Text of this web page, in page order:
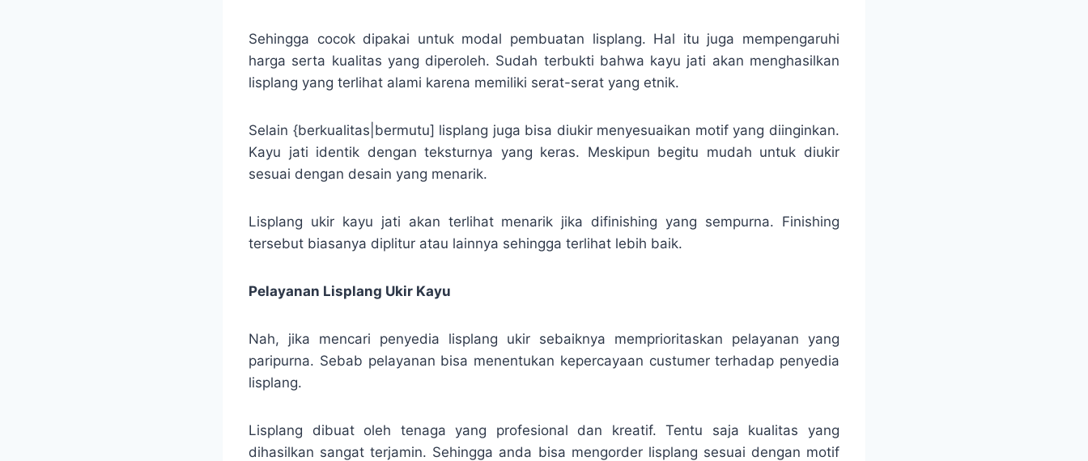
Sehingga cocok dipakai untuk modal pembuatan lisplang. Hal itu juga mempengaruhi
harga serta kualitas yang diperoleh. Sudah terbukti bahwa kayu jati akan menghasilkan
lisplang yang terlihat alami karena memiliki serat-serat yang etnik.
Selain {berkualitas|bermutu] lisplang juga bisa diukir menyesuaikan motif yang diinginkan.
Kayu jati identik dengan teksturnya yang keras. Meskipun begitu mudah untuk diukir
sesuai dengan desain yang menarik.
Lisplang ukir kayu jati akan terlihat menarik jika difinishing yang sempurna. Finishing
tersebut biasanya diplitur atau lainnya sehingga terlihat lebih baik.
Pelayanan Lisplang Ukir Kayu
Nah, jika mencari penyedia lisplang ukir sebaiknya memprioritaskan pelayanan yang
paripurna. Sebab pelayanan bisa menentukan kepercayaan custumer terhadap penyedia
lisplang.
Lisplang dibuat oleh tenaga yang profesional dan kreatif. Tentu saja kualitas yang
dihasilkan sangat terjamin. Sehingga anda bisa mengorder lisplang sesuai dengan motif